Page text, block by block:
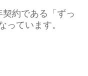
約である「ずっ
っています。